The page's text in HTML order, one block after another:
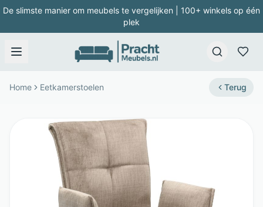
De slimste manier om meubels te vergelijken | 100+ winkels op één
plek
Home Eetkamerstoelen Terug